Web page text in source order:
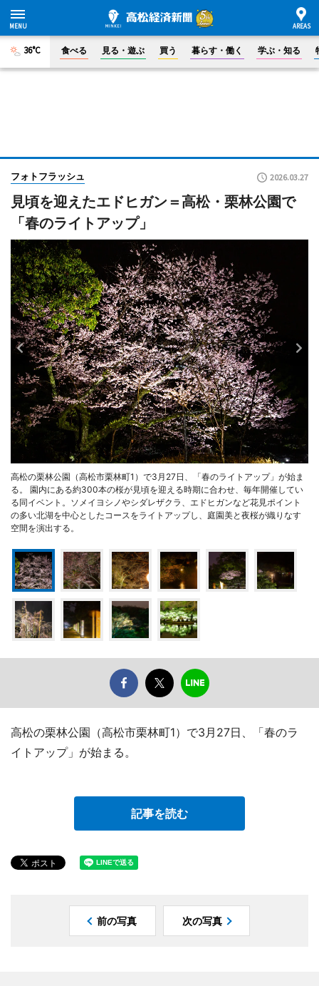
36°C 食べる 見る・遊ぶ 買う 暮らす・働く 学ぶ・知る
フォトフラッシュ 2026.03.27
見頃を迎えたエドヒガン＝高松・栗林公園で
「春のライトアップ」
高松の栗林公園（高松市栗林町1）で3月27日、「春のライトアップ」が始ま
る。 園内にある約300本の桜が見頃を迎える時期に合わせ、毎年開催してい
る同イベント。ソメイヨシノやシダレザクラ、エドヒガンなど花見ポイント
の多い北湖を中心としたコースをライトアップし、庭園美と夜桜が織りなす
空間を演出する。
高松の栗林公園（高松市栗林町1）で3月27日、「春のラ
イトアップ」が始まる。
記事を読む
前の写真 次の写真